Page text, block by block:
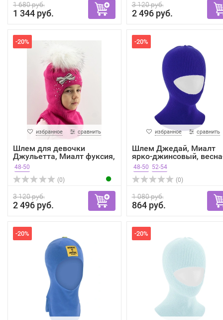
1 680 руб.
1 344 руб.
3 120 руб.
2 496 руб.
-20%
избранное сравнить
Шлем для девочки
Джульетта, Миалт фуксия,
зима
48-50
(0)
3 120 руб.
2 496 руб.
-20%
избранное сравнить
Шлем Джедай, Миалт
ярко-джинсовый,
осень
48-50 52-54
(0)
1 080 руб.
864 руб.
-20% -20%